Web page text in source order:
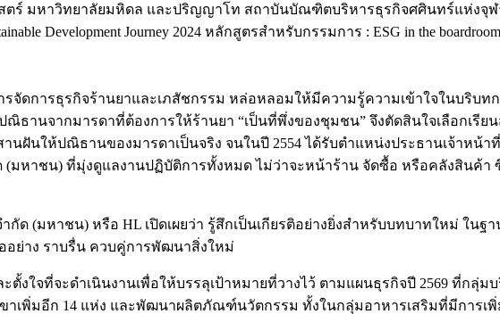
ร์ มหาวิทยาลัยมหิดล และปริญญาโท สถาบันบัณฑิตบริหารธุรกิจศศินทร์แห่งจุ
Development Journey 2024 หลักสูตรสำหรับกรรมการ : ESG in the
ดการธุรกิจร้านยาและเภสัชกรรม หล่อหลอมให้มีความรู้ความเข้าใจในบริบทก
ธานจากมารดาที่ต้องการให้ร้านยา “เป็นที่พึ่งของชุมชน” จึงตัดสินใจเลือกเรีย
ฝันให้ปณิธานของมารดาเป็นจริง จนในปี 2554 ได้รับตำแหน่งประธานเจ้าหน้า
(มหาชน) ที่มุ่งดูแลงานปฏิบัติการทั้งหมด ไม่ว่าจะหน้าร้าน จัดซื้อ หรือคลังสินค้
(มหาชน) หรือ HL เปิดเผยว่า รู้สึกเป็นเกียรติอย่างยิ่งสำหรับบทบาทใหม่ ใน
อย่าง ราบรื่น ควบคู่การพัฒนาสิ่งใหม่
ใจที่จะดำเนินงานเพื่อให้บรรลุเป้าหมายที่วางไว้ ตามแผนธุรกิจปี 2569 ที่กลุ่มบ
เพิ่มอีก 14 แห่ง และพัฒนาผลิตภัณฑ์นวัตกรรม ทั้งในกลุ่มอาหารเสริมที่มีการเพิ่